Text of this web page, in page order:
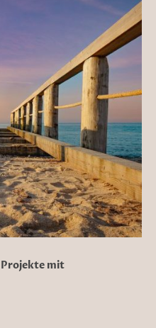
Projekte mit